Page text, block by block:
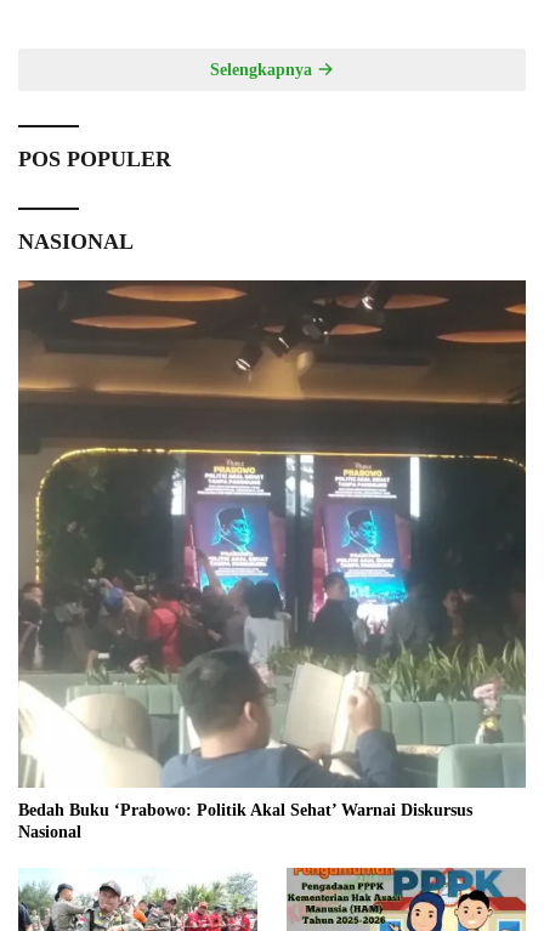
Selengkapnya
POS POPULER
NASIONAL
Bedah Buku ‘Prabowo: Politik Akal Sehat’ Warnai Diskursus
Nasional